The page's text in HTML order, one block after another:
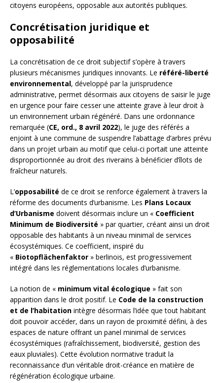
citoyens européens, opposable aux autorités publiques.
Concrétisation juridique et
opposabilité
La concrétisation de ce droit subjectif s’opère à travers
plusieurs mécanismes juridiques innovants. Le référé-liberté
environnemental, développé par la jurisprudence
administrative, permet désormais aux citoyens de saisir le juge
en urgence pour faire cesser une atteinte grave à leur droit à
un environnement urbain régénéré. Dans une ordonnance
remarquée (CE, ord., 8 avril 2022), le juge des référés a
enjoint à une commune de suspendre l’abattage d’arbres prévu
dans un projet urbain au motif que celui-ci portait une atteinte
disproportionnée au droit des riverains à bénéficier d’îlots de
fraîcheur naturels.
L’opposabilité de ce droit se renforce également à travers la
réforme des documents d’urbanisme. Les Plans Locaux
d’Urbanisme doivent désormais inclure un « Coefficient
Minimum de Biodiversité » par quartier, créant ainsi un droit
opposable des habitants à un niveau minimal de services
écosystémiques. Ce coefficient, inspiré du
« Biotopflächenfaktor » berlinois, est progressivement
intégré dans les réglementations locales d’urbanisme.
La notion de « minimum vital écologique » fait son
apparition dans le droit positif. Le Code de la construction
et de l’habitation intègre désormais l’idée que tout habitant
doit pouvoir accéder, dans un rayon de proximité défini, à des
espaces de nature offrant un panel minimal de services
écosystémiques (rafraîchissement, biodiversité, gestion des
eaux pluviales). Cette évolution normative traduit la
reconnaissance d’un véritable droit-créance en matière de
régénération écologique urbaine.